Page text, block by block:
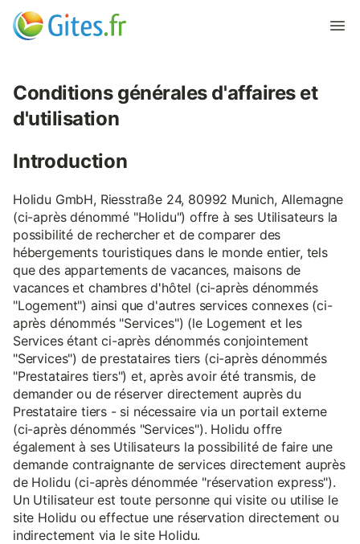
Conditions générales d'affaires et
d'utilisation
Introduction
Holidu GmbH, Riesstraße 24, 80992 Munich, Allemagne
(ci-après dénommé "Holidu") offre à ses Utilisateurs la
possibilité de rechercher et de comparer des
hébergements touristiques dans le monde entier, tels
que des appartements de vacances, maisons de
vacances et chambres d'hôtel (ci-après dénommés
"Logement") ainsi que d'autres services connexes (ci-
après dénommés "Services") (le Logement et les
Services étant ci-après dénommés conjointement
"Services") de prestataires tiers (ci-après dénommés
"Prestataires tiers") et, après avoir été transmis, de
demander ou de réserver directement auprès du
Prestataire tiers - si nécessaire via un portail externe
(ci-après dénommés "Services"). Holidu offre
également à ses Utilisateurs la possibilité de faire une
demande contraignante de services directement auprès
de Holidu (ci-après dénommée "réservation express").
Un Utilisateur est toute personne qui visite ou utilise le
site Holidu ou effectue une réservation directement ou
indirectement via le site Holidu.